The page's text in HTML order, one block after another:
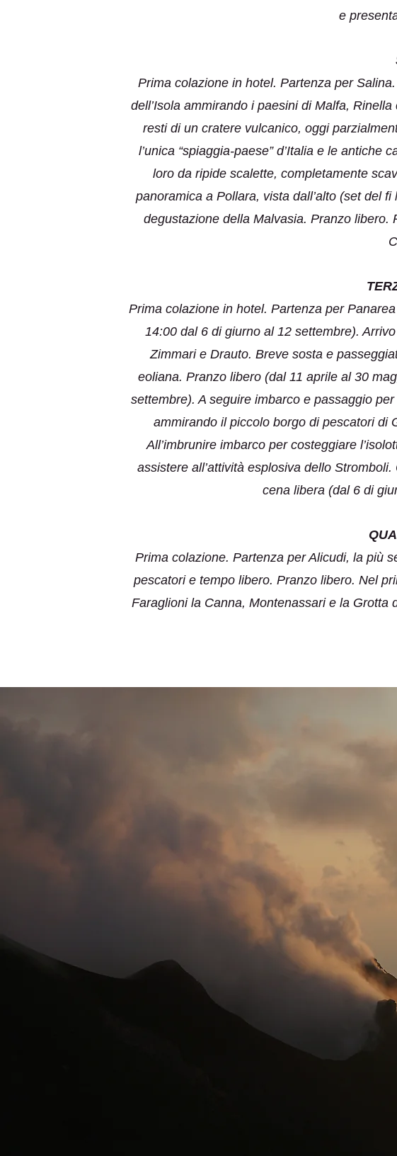
e
Prima colazione in hotel. Partenza per
dell’Isola ammirando i paesini di Malfa,
resti di un cratere vulcanico, oggi
l’unica “spiaggia-paese” d’Italia e le
loro da ripide scalette, completamente
panoramica a Pollara, vista dall’alto (set del
degustazione della Malvasia. Pranzo libero.
Prima colazione in hotel. Partenza per
14:00 dal 6 di giurno al 12 settembre).
Zimmari e Drauto. Breve sosta e
eoliana. Pranzo libero (dal 11 aprile al 30
settembre). A seguire imbarco e passaggio
ammirando il piccolo borgo di pescatori di
All’imbrunire imbarco per costeggiare
assistere all’attività esplosiva dello
cena libera (dal 6 di
Prima colazione. Partenza per Alicudi, la più
pescatori e tempo libero. Pranzo libero. Nel
Faraglioni la Canna, Montenassari e la Grotta